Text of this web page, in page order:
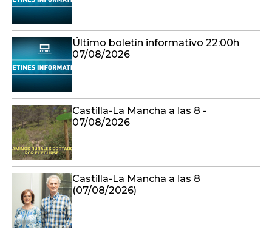
Último boletín informativo 22:00h
07/08/2026
Castilla-La Mancha a las 8 -
07/08/2026
Castilla-La Mancha a las 8
(07/08/2026)